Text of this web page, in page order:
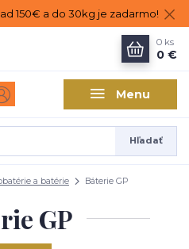
150€ a do 30kg je zadarmo!
Menu
Hľadať
0 ks
0 €
a batérie Báterie GP
GP